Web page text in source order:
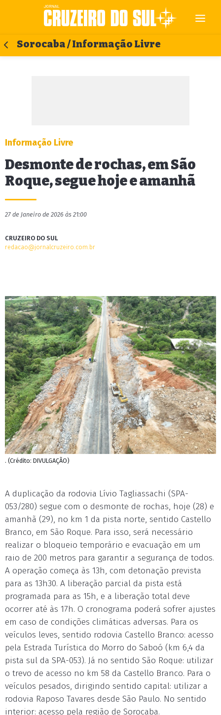
Sorocaba / Informação Livre
Informação Livre
Desmonte de rochas, em São
Roque, segue hoje e amanhã
27 de Janeiro de 2026 às 21:00
CRUZEIRO DO SUL
redacao@jornalcruzeiro.com.br
. (Crédito: DIVULGAÇÃO)
A duplicação da rodovia Lívio Tagliassachi (SPA-
053/280) segue com o desmonte de rochas, hoje (28) e
amanhã (29), no km 1 da pista norte, sentido Castello
Branco, em São Roque. Para isso, será necessário
realizar o bloqueio temporário e evacuação em um
raio de 200 metros para garantir a segurança de todos.
A operação começa às 13h, com detonação prevista
para as 13h30. A liberação parcial da pista está
programada para as 15h, e a liberação total deve
ocorrer até às 17h. O cronograma poderá sofrer ajustes
em caso de condições climáticas adversas. Para os
veículos leves, sentido rodovia Castello Branco: acesso
pela Estrada Turística do Morro do Saboó (km 6,4 da
pista sul da SPA-053). Já no sentido São Roque: utilizar
o trevo de acesso no km 58 da Castello Branco. Para o
veículos pesados, dirigindo sentido capital: utilizar a
rodovia Raposo Tavares desde São Paulo. No sentido
interior: acesso pela região de Sorocaba.